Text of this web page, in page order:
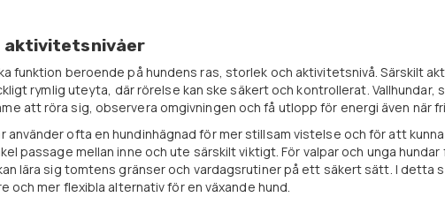
aktivitetsnivåer
funktion beroende på hundens ras, storlek och aktivitetsnivå. Särskilt
rymlig uteyta, där rörelse kan ske säkert och kontrollerat. Vallhundar,
att röra sig, observera omgivningen och få utlopp för energi även när
använder ofta en hundinhägnad för mer stillsam vistelse och för att
passage mellan inne och ute särskilt viktigt. För valpar och unga
lära sig tomtens gränser och vardagsrutiner på ett säkert sätt. I detta
och mer flexibla alternativ för en växande hund.